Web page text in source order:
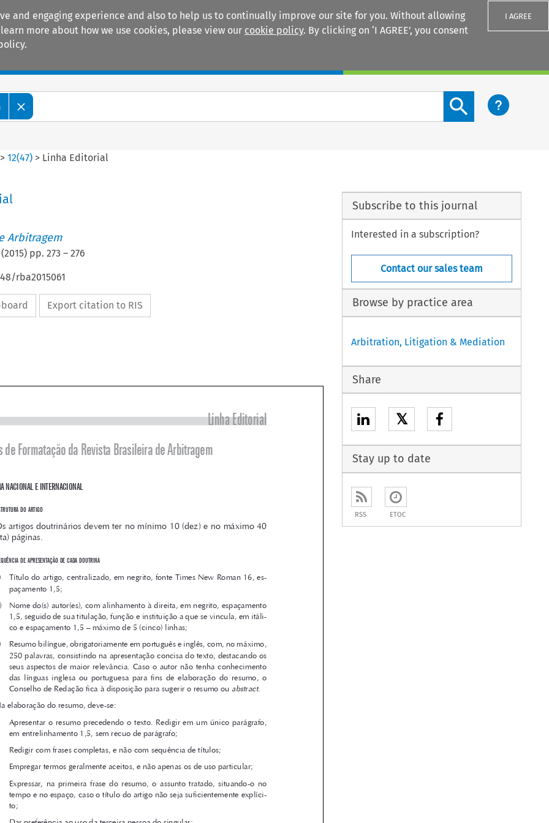
and engaging experience and also to help us to continually improve our site for you. Without allowing
more about how we use cookies, please view our cookie policy. By clicking on ‘I AGREE’, you consent
I AGREE
Search content button
>12(47) > Linha Editorial
Arbitragem
(2015) pp. 273 – 276
rba2015061
Export citation to RIS



  


     









 

          



          


Normas de Formatação da Revista brasileira de Arbitragem
1 DOUTRINA NACIONAL E INTERNACIONAL
Os artigos doutrinários devem ter no mínimo 10 (dez) e no máximo 40
(quarenta) páginas.
SequêNcia de apreSeNtação
Título do artigo, centralizado, em negrito, fonte Times New Roman 16, es-
paçamento 1,5;
b)
Nome do(s) autor(es), com alinhamento à direita, em negrito, espaçamento
1,5, seguido de sua titulação, função e instituição a que se vincula, em itáli-
Resumo bilíngue, obrigatoriamente em português e inglês, com, no máximo,
250 palavras, consistindo na apresentação concisa do texto, destacando os
seus  aspectos  de  maior  relevância.  Caso  o  autor  não  tenha  conhecimento
das  línguas  inglesa  ou  portuguesa  para  fins  de  elaboração  do  resumo,  o
Conselho de Redação fica à disposição para sugerir o resumo ou
abstract
•	 Apresentar o	 resumo precedendo
•	 Expressar, na	  primeira frase	   do	  resumo, o	 assunto tratado, situando-o
tempo e no espaço, caso o título do artigo não seja suficientemente explíci-
to;
•	 Dar	preferência	ao	uso	da	terceira	pessoa	do	singular;
•	 Ressaltar os	  objetivos, os	  métodos, os	  resultados e	 as	 conclusões do	  traba
-
Subscribe to this journal
Interested in a subscription?
Contact our sales team
Browse by practice area
Arbitration, Litigation & Mediation
Share
𝕏
Stay up to date
RSS ETOC